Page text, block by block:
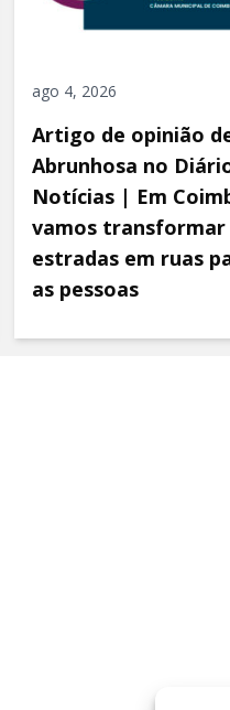
ago 4, 2026
Artigo de opinião
Abrunhosa no
Notícias | Em
vamos transformar
estradas em ruas
as pessoas